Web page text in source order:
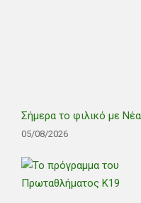
Σήμερα το φιλικό με
05/08/2026